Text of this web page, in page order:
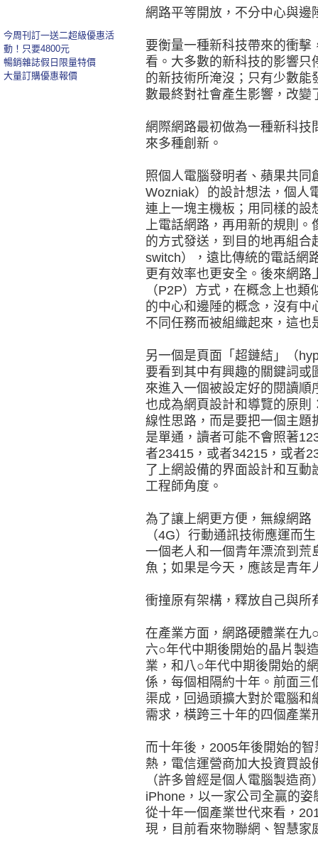
網路平等開放，不分中心與邊
要衡量一種新科技帶來的衝
看。大多數的新科技的影響只
的新技術所淹沒；只有少數
數最終對社會產生影響，改變
網際網路最初做為一種新科技
來多種創新。
照個人電腦發明者、蘋果共
Wozniak）的設計想法，個人
連上一塊主機板；用同樣的設
上電話網路，再用新的規則
的方式發送，到目的地再組
switch），遠比傳統的電話網
更有效率也更安全。後來網
（P2P）方式，在概念上也
的中心和邊陲的概念，沒有
不同任務而被組織起來，這也
另一個是頁面「超鏈結」（
要看到其中有興趣的關鍵詞
來進入一個被設定好的閱讀
也成為網頁設計和導覽的原則
線性思路，而是要把一個主題
是單通，讀者可能不會照著
者23415，或者34215，或者
了上網設備的界面設計和互
工程師角度。
為了讓上網更方便，無線網路
（4G）行動通訊技術應運而
一個老人和一個青年漂流到荒
魚；如果是今天，應該是青
衝撞原有架構，釋放自己與所
在產業方面，網路硬體業在
六○年代中期後開始的晶片製
業，和八○年代中期後開始的
係，每個相隔約十年。前面三
渠成，回過頭擴大對於電腦
需求，橫跨三十年的四個產
而十年後，2005年後開始的
熱，電信運營商加大投資買
（許多曾經是個人電腦製造
iPhone，以一家公司全贏的
從十年一個產業世代來看，
現，目前看來物聯網、智慧家
今周刊訂一送二超級優惠活
動！只要4800元
暢銷雜誌假日限量特價
大量訂購優惠報價